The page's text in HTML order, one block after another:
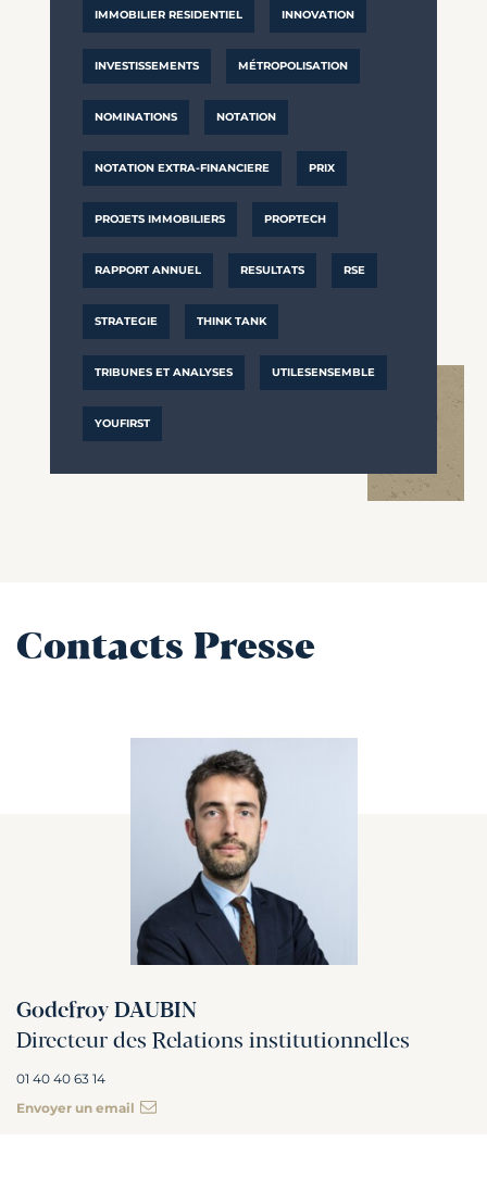
IMMOBILIER RESIDENTIEL INNOVATION
INVESTISSEMENTS MÉTROPOLISATION
NOMINATIONS NOTATION
NOTATION EXTRA-FINANCIERE PRIX
PROJETS IMMOBILIERS PROPTECH
RAPPORT ANNUEL RESULTATS RSE
STRATEGIE THINK TANK
TRIBUNES ET ANALYSES UTILESENSEMBLE
YOUFIRST
Contacts Presse
Godefroy DAUBIN
Directeur des Relations institutionnelles
01 40 40 63 14
Envoyer un email